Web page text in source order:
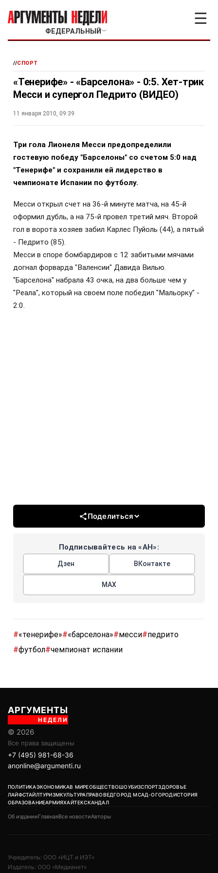
ФЕДЕРАЛЬНЫЙ ﹀
☰
//СПОРТ
«Тенерифе» - «Барселона» - 0:5. Хет-трик
Месси и супергол Педрито (ВИДЕО)
11 января 2010, 09:39
Три гола Лионеля Месси предопределили
гостевую победу "Барселоны" со счетом 5:0 над
"Тенерифе" и сохранили ей лидерство в
чемпионате Испании по футболу.
Месси открыл счет на 36-й минуте матча, на 45-й
оформил дубль, а на 75-й провел третий мяч. Второй
гол в ворота хозяев забил Карлес Пуйоль (44), а пятый
- Педрито (85).
Месси в споре бомбардиров с 12 забитыми мячами
догнал форварда "Валенсии" Давида Вилью.
"Барселона" набрала 43 очка, на два больше чем у
"Реала", который на своем поле победил "Мальорку" -
2:0.
Поделиться
Подписывайтесь на «АН»:
Дзен ВКонтакте
МАХ
#«тенерифе»#«барселона»#месси#педрито
#футбол#чемпионат испании
АРГУМЕНТЫ
НЕДЕЛИ
© 2026
Все права защищены
+7 (495) 981-68-36
anonline@argumenti.ru
ПОЛИТИКАЭКОНОМИКАВ МИРЕОБЩЕСТВОШОУБИЗСПОРТЗДОРОВЬЕ
ЛАЙФСТАЙЛТУРИЗМКУЛЬТУРАПРАВОВЕДГОРОД МСАД-ОГОРОДИСТОРИЯ
ОБРАЗОВАНИЕАРМИЯХАЙТЕКСКАНДАЛ
Об изданииГлавнаяВсе новостиАвторы
Учредитель: ООО «ИЦТ и ИЭТ»
Издатель: ООО «Медианет»